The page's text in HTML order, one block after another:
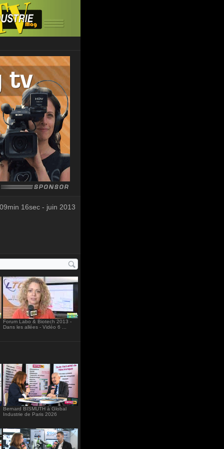
09min 16sec - juin 2013
Forum Labo & Biotech 2013 -
Dans les allées - Vidéo 6 ...
Bernard BISMUTH à Global
Industrie de Paris 2026